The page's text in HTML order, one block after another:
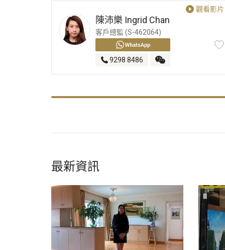
觀看影片
陳沛樂 Ingrid Chan
客戶總監 (S-462064)
9298 8486
最新資訊